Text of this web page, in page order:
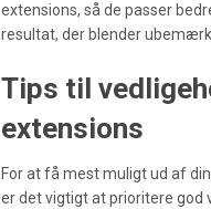
extensions, så de passer
resultat, der blender
Tips til
extensions
For at få mest muligt ud af
er det vigtigt at prioritere god